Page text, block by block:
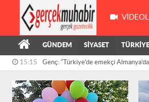
GÜNDEM SİYASET TÜRKİYE
15:15 Genç: "Türkiye’de emekçi
çalışıyor,...
14:55 Kış’ın önergesi, AKP ve MHP
reddedildi